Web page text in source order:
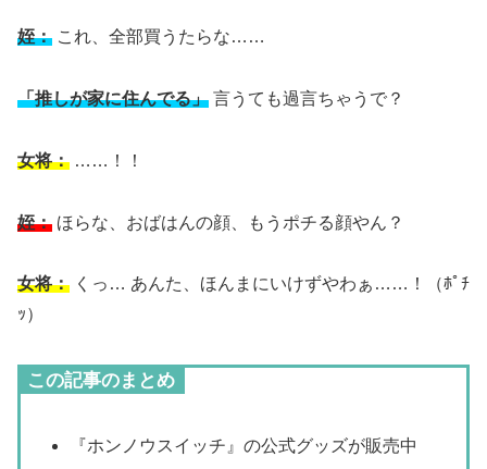
姪： これ、全部買うたらな……
「推しが家に住んでる」 言うても過言ちゃうで？
女将： ……！！
姪： ほらな、おばはんの顔、もうポチる顔やん？
女将： くっ… あんた、ほんまにいけずやわぁ……！（ﾎﾟﾁ
ｯ）
この記事のまとめ
『ホンノウスイッチ』の公式グッズが販売中